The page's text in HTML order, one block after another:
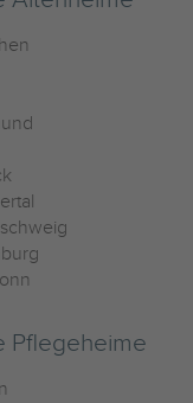
Pflegeheime